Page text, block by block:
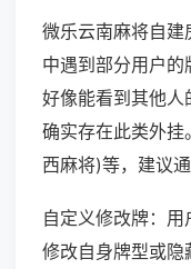
微乐云南麻将自
中遇到部分用户
好像能看到其他人
确实存在此类外
西麻将)等，建议
自定义修改牌：用
修改自身牌型或隐